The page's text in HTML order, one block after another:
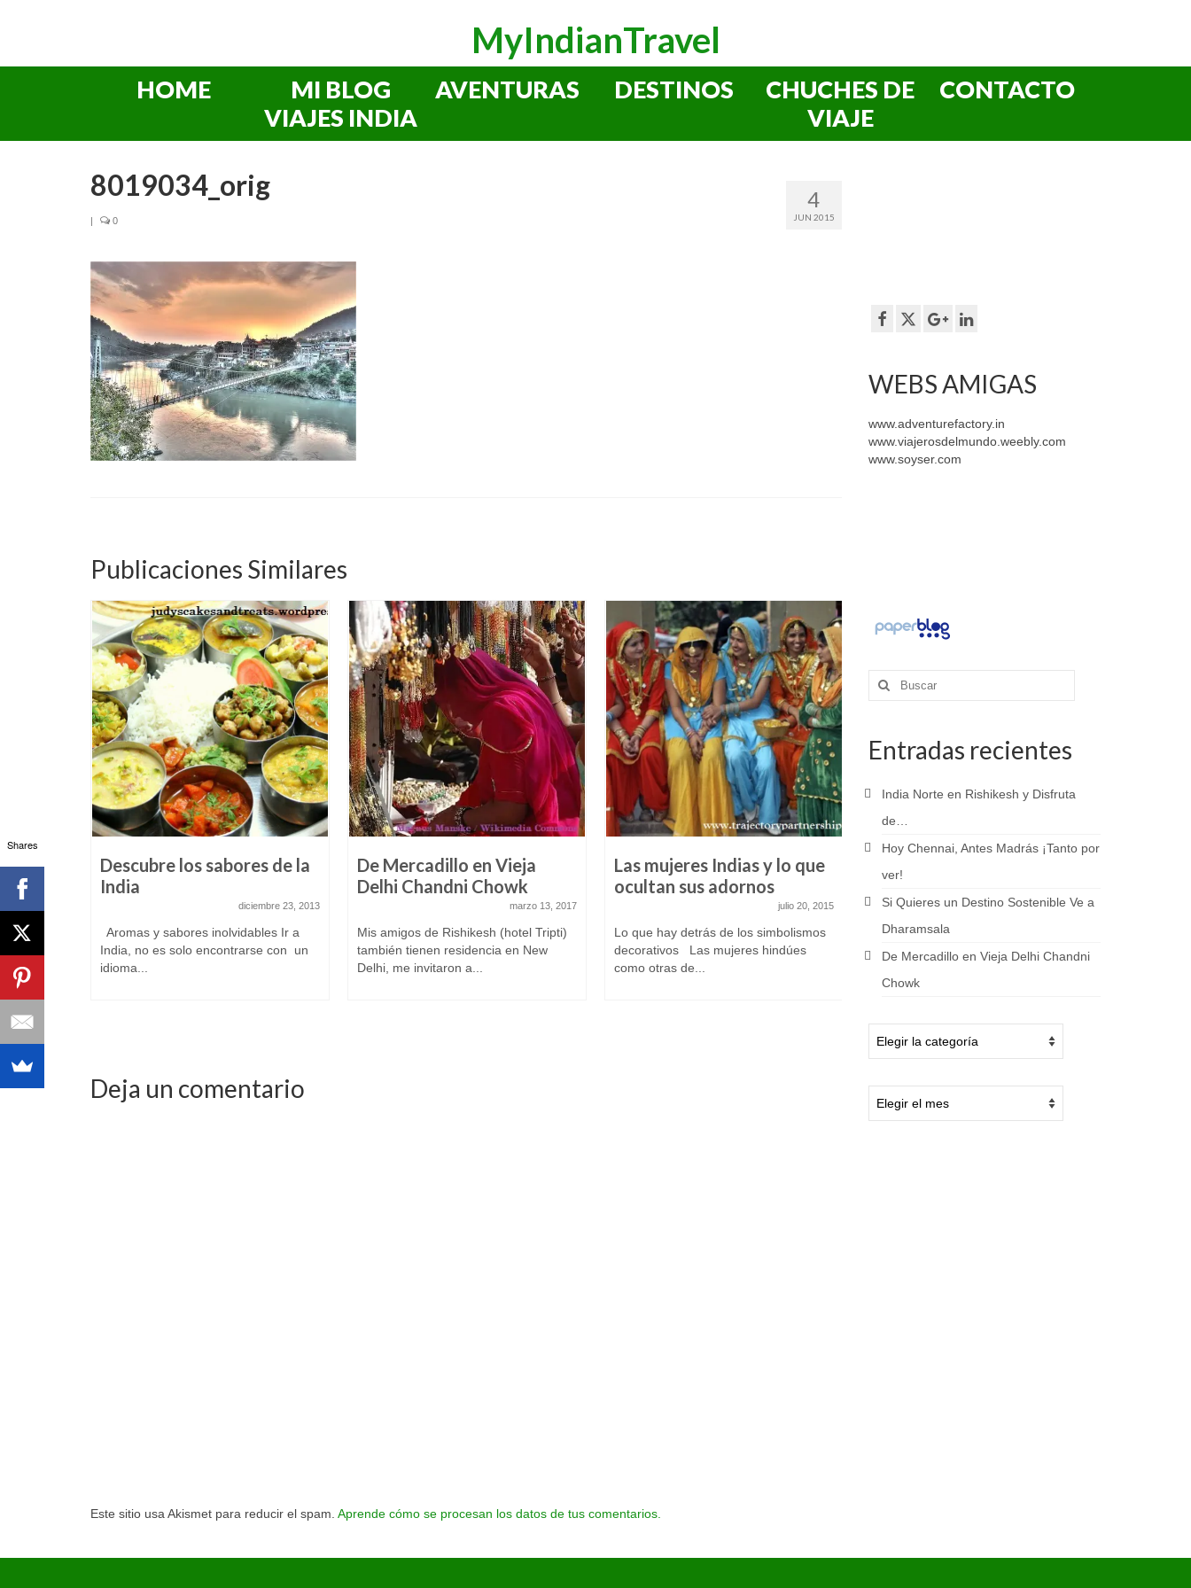
MyIndianTravel
HOME
MI BLOG
VIAJES INDIA
AVENTURAS DESTINOS
CHUCHES DE
VIAJE
CONTACTO
4
JUN 2015
8019034_orig
| 0
Publicaciones Similares
de
a todo
Descubre los sabores de la
India
diciembre 23, 2013
Aromas y sabores inolvidables Ir a
India, no es solo encontrarse con un
idioma...
De Mercadillo en Vieja
Delhi Chandni Chowk
marzo 13, 2017
Mis amigos de Rishikesh (hotel Tripti)
también tienen residencia en New
Delhi, me invitaron a...
Las mujeres Indias y lo que
ocultan sus adornos
julio 20, 2015
Lo que hay detrás de los simbolismos
decorativos Las mujeres hindúes
como otras de...
4 Rutas de Trekking en
India de Alta Dificultad ¿Te
Atreves?
Hay personas a las que les va muy
mayoría los...
Deja un comentario
Este sitio usa Akismet para reducir el spam. Aprende cómo se procesan los datos de tus comentarios.
WEBS AMIGAS
www.adventurefactory.in
www.viajerosdelmundo.weebly.com
www.soyser.com
Buscar
por:
Entradas recientes
India Norte en Rishikesh y Disfruta
de…
Hoy Chennai, Antes Madrás ¡Tanto por
ver!
Si Quieres un Destino Sostenible Ve a
Dharamsala
De Mercadillo en Vieja Delhi Chandni
Chowk
Shares